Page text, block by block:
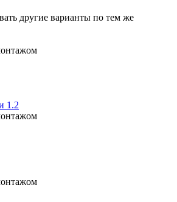
другие варианты по тем же
1.2